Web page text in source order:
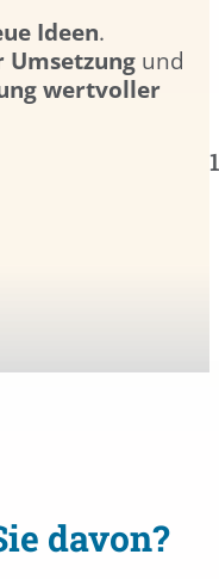
Ideen.
Umsetzung und
wertvoller
davon?